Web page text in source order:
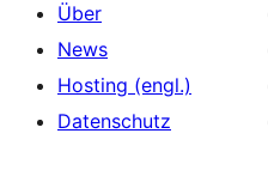
Über
News
Hosting (engl.)
Datenschutz